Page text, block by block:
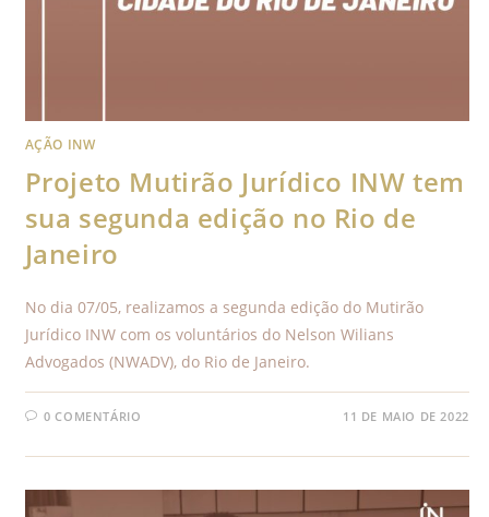
AÇÃO INW
Projeto Mutirão Jurídico INW tem
sua segunda edição no Rio de
Janeiro
No dia 07/05, realizamos a segunda edição do Mutirão
Jurídico INW com os voluntários do Nelson Wilians
Advogados (NWADV), do Rio de Janeiro.
0 COMENTÁRIO 11 DE MAIO DE 2022